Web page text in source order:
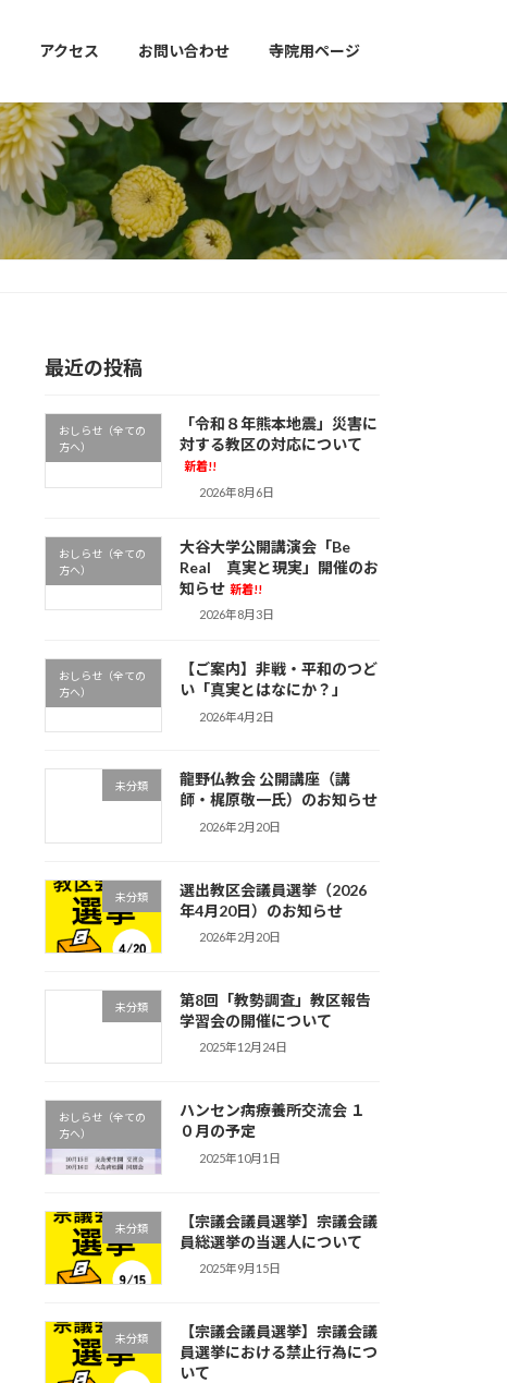
アクセス お問い合わせ 寺院用ページ
最近の投稿
おしらせ（全ての
方へ）
「令和８年熊本地震」災害に
対する教区の対応について
新着!!
2026年8月6日
おしらせ（全ての
方へ）
大谷大学公開講演会「Be
Real 真実と現実」開催のお
知らせ 新着!!
2026年8月3日
おしらせ（全ての
方へ）
【ご案内】非戦・平和のつど
い「真実とはなにか？」
2026年4月2日
未分類
龍野仏教会 公開講座（講
師・梶原敬一氏）のお知らせ
2026年2月20日
未分類
選出教区会議員選挙（2026
年4月20日）のお知らせ
2026年2月20日
未分類
第8回「教勢調査」教区報告
学習会の開催について
2025年12月24日
おしらせ（全ての
方へ）
ハンセン病療養所交流会 １
０月の予定
2025年10月1日
未分類
【宗議会議員選挙】宗議会議
員総選挙の当選人について
2025年9月15日
未分類
【宗議会議員選挙】宗議会議
員選挙における禁止行為につ
いて